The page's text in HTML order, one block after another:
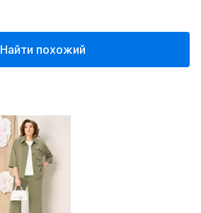
Найти похожий